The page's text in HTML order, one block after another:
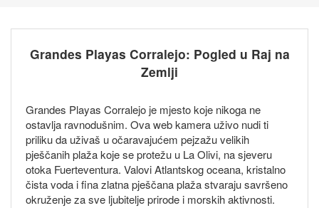
Grandes Playas Corralejo: Pogled u Raj na
Zemlji
Grandes Playas Corralejo je mjesto koje nikoga ne
ostavlja ravnodušnim. Ova web kamera uživo nudi ti
priliku da uživaš u očaravajućem pejzažu velikih
pješčanih plaža koje se protežu u La Olivi, na sjeveru
otoka Fuerteventura. Valovi Atlantskog oceana, kristalno
čista voda i fina zlatna pješčana plaža stvaraju savršeno
okruženje za sve ljubitelje prirode i morskih aktivnosti.